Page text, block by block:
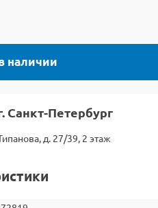
наличии
Санкт-Петербург
д. 27/39, 2 этаж